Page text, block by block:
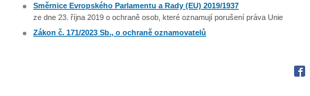
Směrnice Evropského Parlamentu a Rady (EU) 2019/1937
ze dne 23. října 2019 o ochraně osob, které oznamují porušení práva Unie
Zákon č. 171/2023 Sb., o ochraně oznamovatelů